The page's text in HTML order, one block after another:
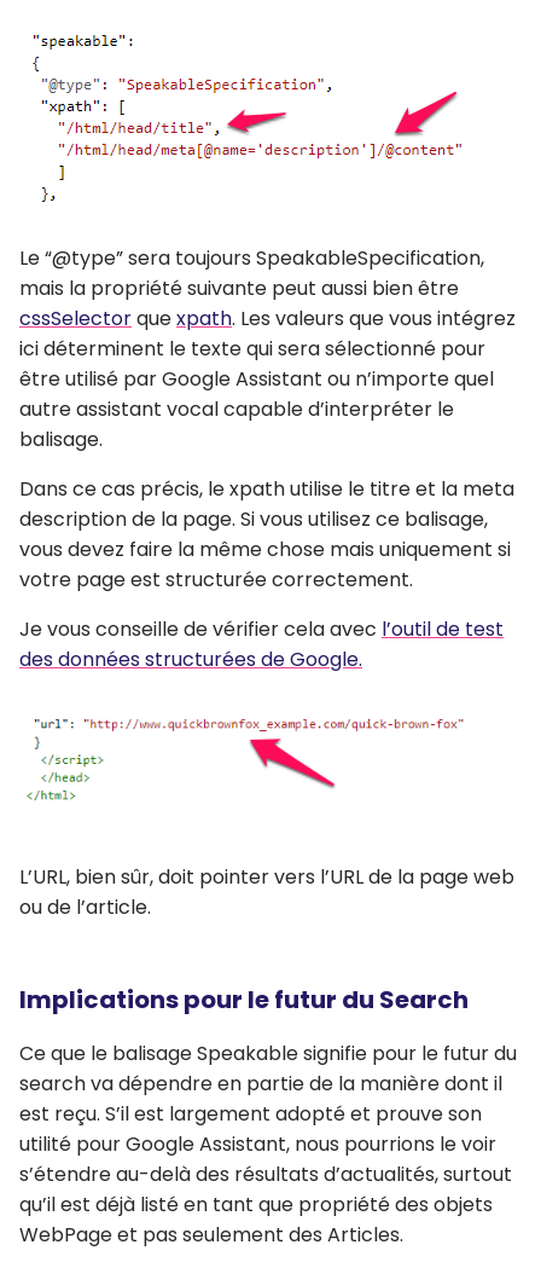
Le “@type” sera toujours SpeakableSpecification,
mais la propriété suivante peut aussi bien être
cssSelectorquexpath. Les valeurs que vous intégrez
ici déterminent le texte qui sera sélectionné pour
être utilisé par Google Assistant ou n’importe quel
autre assistant vocal capable d’interpréter le
balisage.
Dans ce cas précis, le xpath utilise le titre et la meta
description de la page. Si vous utilisez ce balisage,
vous devez faire la même chose mais uniquement si
votre page est structurée correctement.
Je vous conseille de vérifier cela avec l’outil de test
des données structurées de Google.
L’URL, bien sûr, doit pointer vers l’URL de la page web
ou de l’article.
Implications pour le futur du Search
Ce que le balisage Speakable signifie pour le futur du
search va dépendre en partie de la manière dont il
est reçu. S’il est largement adopté et prouve son
utilité pour Google Assistant, nous pourrions le voir
s’étendre au-delà des résultats d’actualités, surtout
qu’il est déjà listé en tant que propriété des objets
WebPage et pas seulement des Articles.